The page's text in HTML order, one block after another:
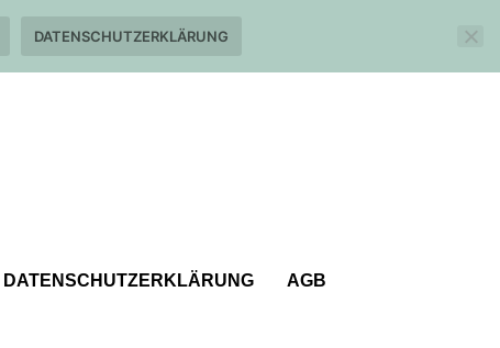
DATENSCHUTZERKLÄRUNG AGB
DATENSCHUTZERKLÄRUNG